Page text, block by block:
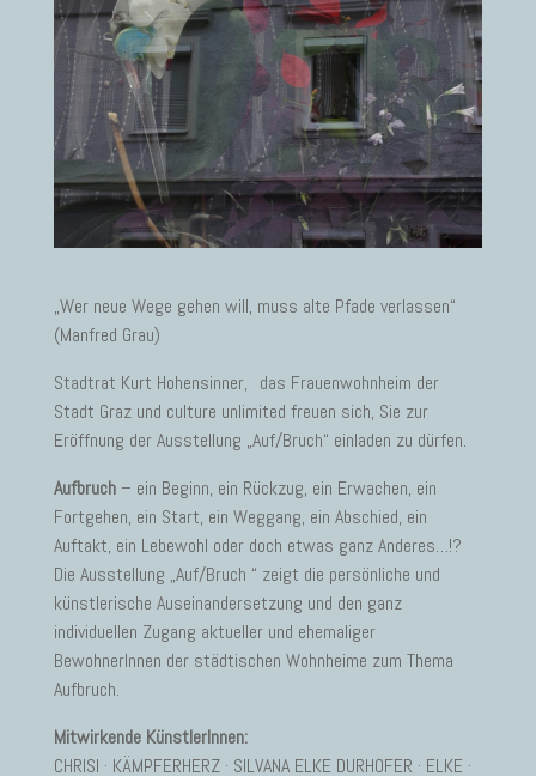
„Wer neue Wege gehen will, muss alte Pfade verlassen“
(Manfred Grau)
Stadtrat Kurt Hohensinner, das Frauenwohnheim der
Stadt Graz und culture unlimited freuen sich, Sie zur
Eröffnung der Ausstellung „Auf/Bruch“ einladen zu dürfen.
Aufbruch– ein Beginn, ein Rückzug, ein Erwachen, ein
Fortgehen, ein Start, ein Weggang, ein Abschied, ein
Auftakt, ein Lebewohl oder doch etwas ganz Anderes…!?
Die Ausstellung „Auf/Bruch “ zeigt die persönliche und
künstlerische Auseinandersetzung und den ganz
individuellen Zugang aktueller und ehemaliger
BewohnerInnen der städtischen Wohnheime zum Thema
Aufbruch.
Mitwirkende KünstlerInnen:
CHRISI · KÄMPFERHERZ · SILVANA ELKE DURHOFER · ELKE ·